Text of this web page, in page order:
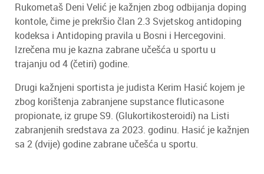
Rukometaš Deni Velić je kažnjen zbog odbijanja doping
kontole, čime je prekršio član 2.3 Svjetskog antidoping
kodeksa i Antidoping pravila u Bosni i Hercegovini.
Izrečena mu je kazna zabrane učešća u sportu u
trajanju od 4 (četiri) godine.
Drugi kažnjeni sportista je judista Kerim Hasić kojem je
zbog korištenja zabranjene supstance fluticasone
propionate, iz grupe S9. (Glukortikosteroidi) na Listi
zabranjenih sredstava za 2023. godinu. Hasić je kažnjen
sa 2 (dvije) godine zabrane učešća u sportu.